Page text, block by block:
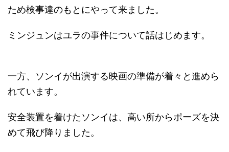
ため検事達のもとにやって来ました。
ミンジュンはユラの事件について話はじめます。
一方、ソンイが出演する映画の準備が着々と進めら
れています。
安全装置を着けたソンイは、高い所からポーズを決
めて飛び降りました。